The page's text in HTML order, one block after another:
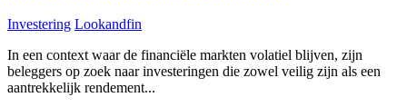
Investering Lookandfin
In een context waar de financiële markten volatiel blijven, zijn
beleggers op zoek naar investeringen die zowel veilig zijn als een
aantrekkelijk rendement...